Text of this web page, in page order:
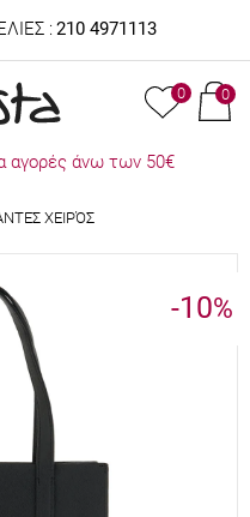
: 210 4971113
0 0
αγορές άνω των 50€
ΧΕΙΡΌΣ
-10%